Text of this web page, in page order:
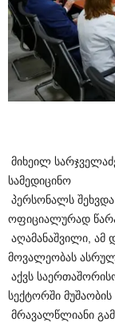
მიხეილ
სამედიცინო
პერსონალს
ოფიციალურად
აღამანაშვილი,
მოვალეობას
აქვს
სექტორში მუშაობის
მრავალწლიანი